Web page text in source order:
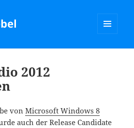
2012
vonMicrosoft Windows 8
auch der Release Candidate